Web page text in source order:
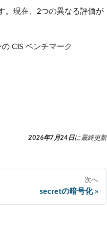
。現在、2つの異なる評価が
CIS ベンチマーク
2026年7月24日に最終更新
次へ
secretの暗号化